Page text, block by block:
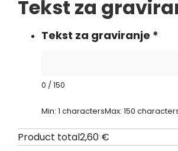
Tekst za
Tekst za graviranje *
0 / 150
Min: 1 charactersMax: 150
Product total2,60 €